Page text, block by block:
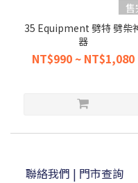
售
35 Equipment 劈特 劈柴
器
NT$990 ~ NT$1,080
聯絡我們 | 門市查詢